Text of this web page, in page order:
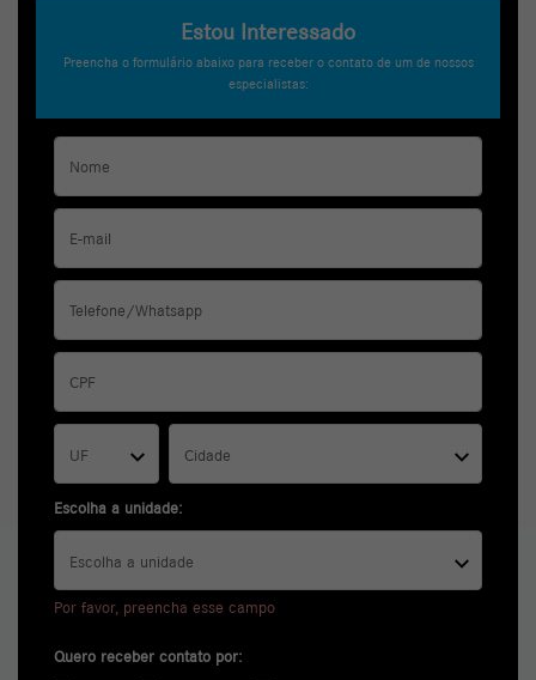
Estou Interessado
Preencha o formulário abaixo para receber o contato de um de nossos
especialistas:
UF Cidade
Escolha a unidade:
Escolha a unidade
Por favor, preencha esse campo
Quero receber contato por: